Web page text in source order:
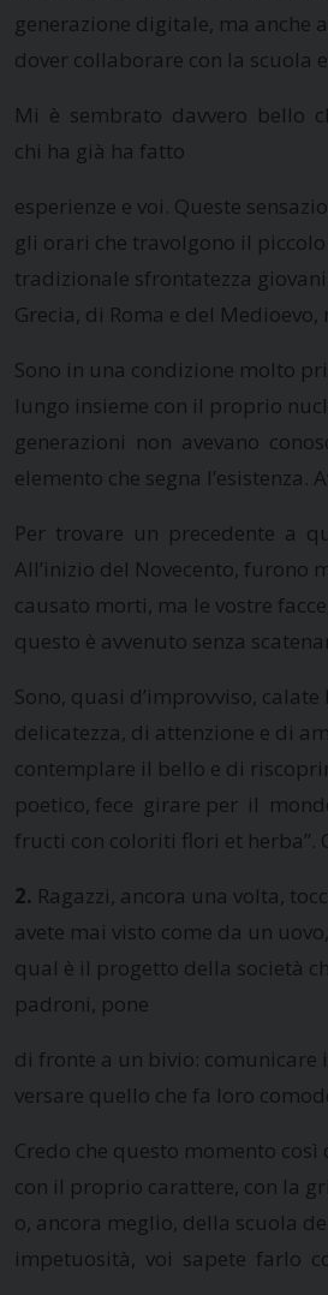
generazione digitale, ma anche
dover collaborare con la scuola
Mi è sembrato davvero bello
chi ha già ha fatto
esperienze e voi. Queste
gli orari che travolgono il
tradizionale sfrontatezza
Grecia, di Roma e del
Sono in una condizione molto
lungo insieme con il proprio
generazioni non avevano
elemento che segna
Per trovare un precedente a
All’inizio del Novecento,
causato morti, ma le vostre
questo è avvenuto senza
Sono, quasi d’improvviso,
delicatezza, di attenzione e di
contemplare il bello e di
poetico, fece girare per il
fructi con coloriti flori et herba”.
2. Ragazzi, ancora una volta,
avete mai visto come da un
qual è il progetto della società
padroni, pone
di fronte a un bivio:
versare quello che fa loro
Credo che questo momento
con il proprio carattere, con la
o, ancora meglio, della scuola
impetuosità, voi sapete farlo